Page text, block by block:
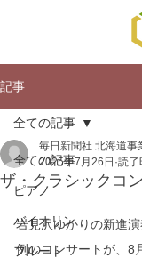
記事
全ての記事
ピアノ
バイオリン
フルート
全ての記事
ザ・クラシックコ
毎日新聞社 北海道事
2025年7月26日 読了
岩見沢ゆかりの新進
例のコンサートが、8